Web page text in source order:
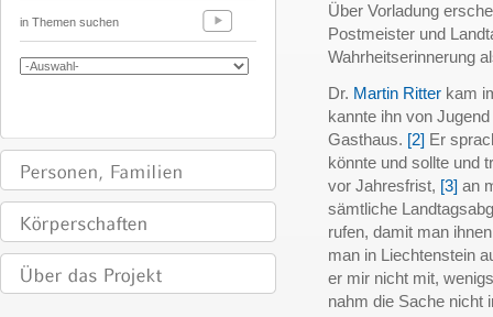
in Themen suchen
Über Vorladung
Postmeister und
Wahrheitserinnerung
Dr. Martin Ritter kam
kannte ihn von
Gasthaus. [2] Er
könnte und sollte und
vor Jahresfrist, [3] an
sämtliche
rufen, damit man
man in Liechtenstein
er mir nicht mit,
nahm die Sache nicht